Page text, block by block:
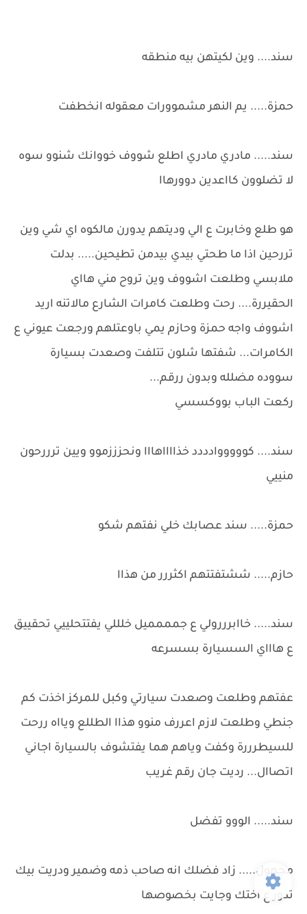
سند.... وين لكيتهن بيه منطقه
حمزة..... يم النهر مشموورات معقوله انخطفت
سند..... مادري مادري اطلع شووف خووانك شنوو سوه
لا تضلوون كااعدين دوورهاا
هو طلع وخابرت ع الي وديتهم يدورن مالكوه اي شي وين
تررحين اذا ما طحتي بيدي بيدمن تطيحين..... بدلت
ملابسي وطلعت اشووف وين تروح مني هااي
الحقيررة.... رحت وطلعت كامرات الشارع مالاتنه اريد
اشووف واجه حمزة وحازم يمي باوعتلهم ورجعت عيوني ع
الكامرات... شفتها شلون تتلفت وصعدت بسيارة
سووده مضلله وبدون ررقم...
ركعت الباب بووكسسي
سند.... كوووووادددد خذااااهااا ونحزززموو ويين ترررحون
منييي
حمزة..... سند عصابك خلي نفتهم شكو
حازم..... ششتفتتهم اكثررر من هذاا
سند..... خاابرررولي ع جمممميل خلللي يفتتحلييي تحقييق
ع هاااي السسيارة بسسرعه
عفتهم وطلعت وصعدت سيارتي وكبل للمركز اخذت كم
جنطي وطلعت لازم اعررف منوو هذاا الطللع ويااه ررحت
للسيطرررة وكفت وياهم هما يفتشوف بالسيارة اجاني
اتصاال... رديت جان رقم غريب
سند..... الووو تفضل
مجهول..... زاد فضلك انه صاحب ذمه وضمير ودريت بيك
تدور ع اختك وجايت بخصوصها